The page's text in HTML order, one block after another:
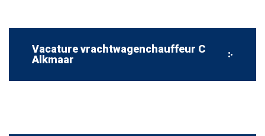
Vacature vrachtwagenchauffeur C
Alkmaar